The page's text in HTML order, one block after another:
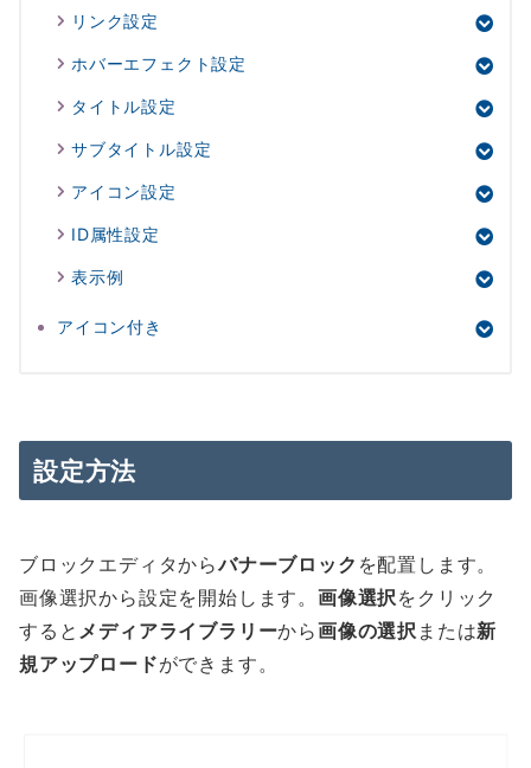
リンク設定
ホバーエフェクト設定
タイトル設定
サブタイトル設定
アイコン設定
ID属性設定
表示例
アイコン付き
設定方法
ブロックエディタからバナーブロック を配置します。
画像選択から設定を開始します。 画像選択をクリック
すると メディアライブラリーから画像の選択 または新
規アップロードができます。